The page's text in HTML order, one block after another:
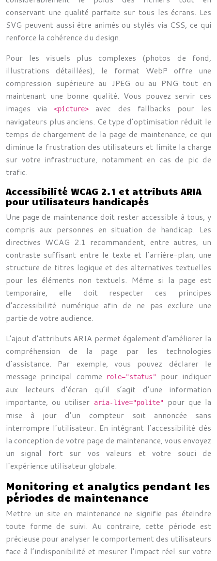
conservant une qualité parfaite sur tous les écrans. Les
SVG peuvent aussi être animés ou stylés via CSS, ce qui
renforce la cohérence du design.
Pour les visuels plus complexes (photos de fond,
illustrations détaillées), le format WebP offre une
compression supérieure au JPEG ou au PNG tout en
maintenant une bonne qualité. Vous pouvez servir ces
images via<picture>
avec des fallbacks pour les
navigateurs plus anciens. Ce type d’optimisation réduit le
temps de chargement de la page de maintenance, ce qui
diminue la frustration des utilisateurs et limite la charge
sur votre infrastructure, notamment en cas de pic de
trafic.
Accessibilité WCAG 2.1 et attributs ARIA
pour utilisateurs handicapés
Une page de maintenance doit rester accessible à tous, y
compris aux personnes en situation de handicap. Les
directives WCAG 2.1 recommandent, entre autres, un
contraste suffisant entre le texte et l’arrière-plan, une
structure de titres logique et des alternatives textuelles
pour les éléments non textuels. Même si la page est
temporaire, elle doit respecter ces principes
d’accessibilité numérique afin de ne pas exclure une
partie de votre audience.
L’ajout d’attributs ARIA permet également d’améliorer la
compréhension de la page par les technologies
d’assistance. Par exemple, vous pouvez déclarer le
message principal comme
role="status"
pour indiquer
aux lecteurs d’écran qu’il s’agit d’une information
importante, ou utiliser
aria-live="polite"
pour que la
mise à jour d’un compteur soit annoncée sans
interrompre l’utilisateur. En intégrant l’accessibilité dès
la conception de votre page de maintenance, vous envoyez
un signal fort sur vos valeurs et votre souci de
l’expérience utilisateur globale.
Monitoring et analytics pendant les
périodes de maintenance
Mettre un site en maintenance ne signifie pas éteindre
toute forme de suivi. Au contraire, cette période est
précieuse pour analyser le comportement des utilisateurs
face à l’indisponibilité et mesurer l’impact réel sur votre